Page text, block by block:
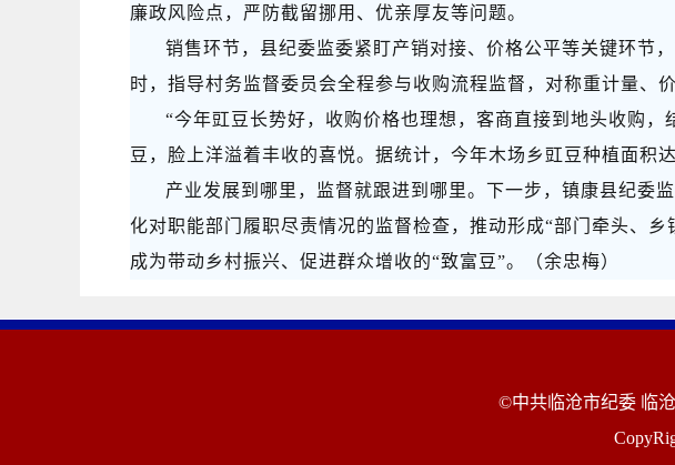
廉政风险点，严防截留挪用、优亲厚友等问题。
销售环节，县纪委监委紧盯产销对接、价格公平等关键环节
时，指导村务监督委员会全程参与收购流程监督，对称重计量、
“今年豇豆长势好，收购价格也理想，客商直接到地头收购
豆，脸上洋溢着丰收的喜悦。据统计，今年木场乡豇豆种植面积
产业发展到哪里，监督就跟进到哪里。下一步，镇康县纪委
化对职能部门履职尽责情况的监督检查，推动形成“部门牵头、乡
成为带动乡村振兴、促进群众增收的“致富豆”。
（余忠梅）
©中共临沧市纪委 临